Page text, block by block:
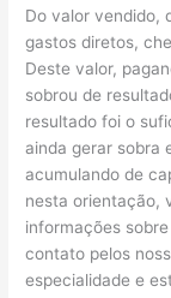
Do valor vendido,
gastos diretos,
Deste valor,
sobrou de
resultado foi o
ainda gerar sobra
acumulando de
nesta orientação,
informações
contato pelos
especialidade e